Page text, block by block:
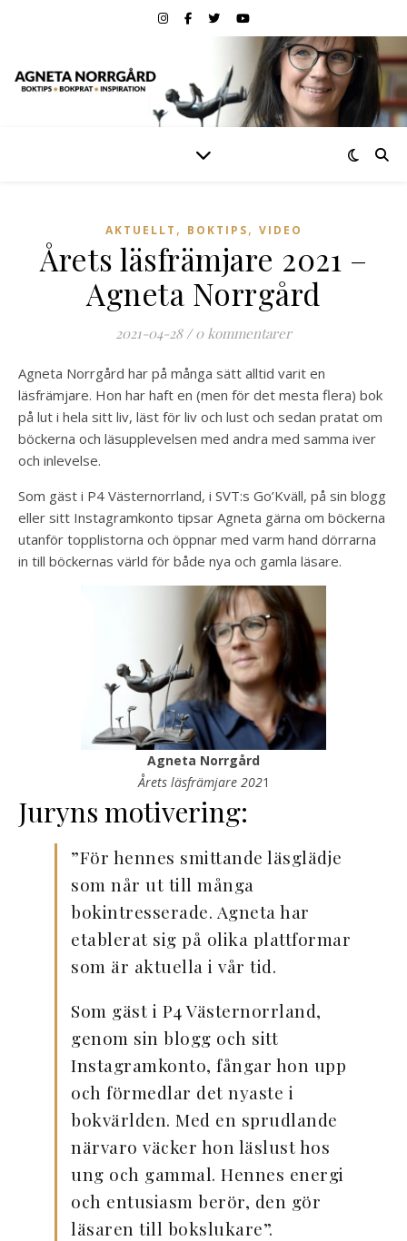
AKTUELLT , BOKTIPS, VIDEO
Årets läsfrämjare 2021 –
Agneta Norrgård
2021-04-28 / 0 kommentarer
Agneta Norrgård har på många sätt alltid varit en
läsfrämjare. Hon har haft en (men för det mesta flera) bok
på lut i hela sitt liv, läst för liv och lust och sedan pratat om
böckerna och läsupplevelsen med andra med samma iver
och inlevelse.
Som gäst i P4 Västernorrland, i SVT:s Go’Kväll, på sin blogg
eller sitt Instagramkonto tipsar Agneta gärna om böckerna
utanför topplistorna och öppnar med varm hand dörrarna
in till böckernas värld för både nya och gamla läsare.
Agneta Norrgård
Årets läsfrämjare 2021
Juryns motivering:
”För hennes smittande läsglädje
som når ut till många
bokintresserade. Agneta har
etablerat sig på olika plattformar
som är aktuella i vår tid.
Som gäst i P4 Västernorrland,
genom sin blogg och sitt
Instagramkonto, fångar hon upp
och förmedlar det nyaste i
bokvärlden. Med en sprudlande
närvaro väcker hon läslust hos
ung och gammal. Hennes energi
och entusiasm berör, den gör
läsaren till bokslukare”.